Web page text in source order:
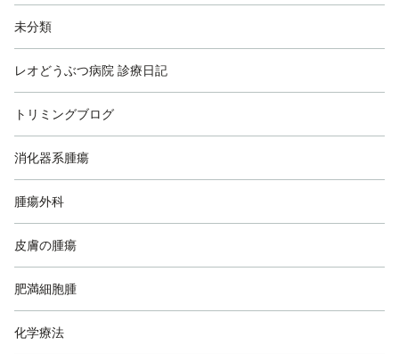
未分類
レオどうぶつ病院 診療日記
トリミングブログ
消化器系腫瘍
腫瘍外科
皮膚の腫瘍
肥満細胞腫
化学療法